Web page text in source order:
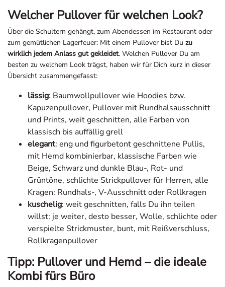
Welcher Pullover für welchen Look?
Über die Schultern gehängt, zum Abendessen im Restaurant oder
zum gemütlichen Lagerfeuer: Mit einem Pullover bist Du zu
wirklich jedem Anlass gut gekleidet. Welchen Pullover Du am
besten zu welchem Look trägst, haben wir für Dich kurz in dieser
Übersicht zusammengefasst:
lässig: Baumwollpullover wie Hoodies bzw.
Kapuzenpullover, Pullover mit Rundhalsausschnitt
und Prints, weit geschnitten, alle Farben von
klassisch bis auffällig grell
elegant: eng und figurbetont geschnittene Pullis,
mit Hemd kombinierbar, klassische Farben wie
Beige, Schwarz und dunkle Blau-, Rot- und
Grüntöne, schlichte Strickpullover für Herren, alle
Kragen: Rundhals-, V-Ausschnitt oder Rollkragen
kuschelig: weit geschnitten, falls Du ihn teilen
willst: je weiter, desto besser, Wolle, schlichte oder
verspielte Strickmuster, bunt, mit Reißverschluss,
Rollkragenpullover
Tipp: Pullover und Hemd – die ideale
Kombi fürs Büro